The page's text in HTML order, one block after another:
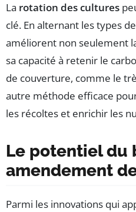
La rotation des cultures
clé. En alternant les types
améliorent non seulement
sa capacité à retenir le
de couverture, comme le
autre méthode efficace
les récoltes et enrichir les
Le potentiel du
amendement
Parmi les innovations qui